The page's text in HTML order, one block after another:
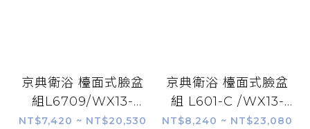
京典衛浴 檯面式臉盆
組L6709/WX13-
70BA 實心發泡板檯
NT$7,420 ~ NT$20,530
京典衛浴 檯面式臉盆
組 L601-C /WX13-
70SA 實心發泡板檯
NT$8,240 ~ NT$23,080